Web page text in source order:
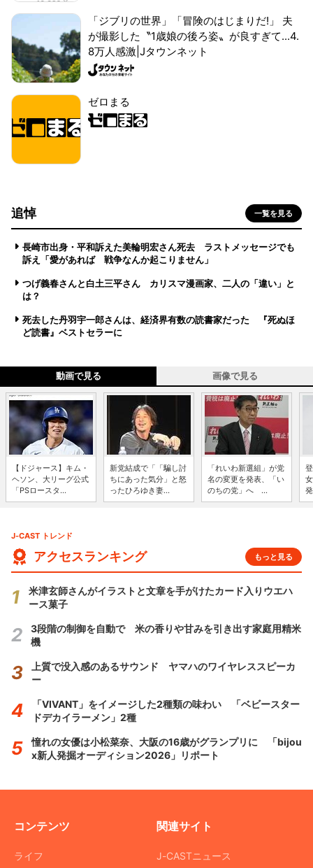
「ジブリの世界」「冒険のはじまりだ!」 夫
が撮影した〝1歳娘の後ろ姿〟が良すぎて...4.
8万人感激|Jタウンネット
ゼロまる
追悼 一覧を見る
長崎市出身・平和訴えた美輪明宏さん死去 ラストメッセージでも
訴え「愛があれば 戦争なんか起こりません」
つげ義春さんと白土三平さん カリスマ漫画家、二人の「違い」と
は？
死去した丹羽宇一郎さんは、経済界有数の読書家だった 『死ぬほ
ど読書』ベストセラーに
動画で見る 画像で見る
【ドジャース】キム・
ヘソン、大リーグ公式
「PSロースタ...
新党結成で「「騙し討
ちにあった気分」と怒
ったひろゆき妻...
「れいわ新選組」が党
名の変更を発表、「い
のちの党」へ ...
J-CAST トレンド
アクセスランキング もっと見る
米津玄師さんがイラストと文章を手がけたカード入りウエハ
ース菓子
3段階の制御を自動で 米の香りや甘みを引き出す家庭用精米
機
上質で没入感のあるサウンド ヤマハのワイヤレススピーカ
ー
「VIVANT」をイメージした2種類の味わい 「ベビースター
ドデカイラーメン」2種
憧れの女優は小松菜奈、大阪の16歳がグランプリに 「bijou
x新人発掘オーディション2026」リポート
コンテンツ
ライフ
関連サイト
J-CASTニュース